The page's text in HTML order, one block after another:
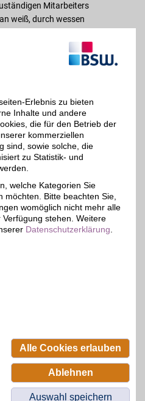
Mitarbeiters
weiß, durch wessen
Gewürzdosen in
verankert, die bis
Es werden nur
bekannten Produzenten
ganzen Welt verwendet.
GmbH.
Erlebnis zu bieten
Inhalte und andere
die für den Betrieb der
kommerziellen
sind, sowie solche, die
zu Statistik- und
welche Kategorien Sie
möchten. Bitte beachten Sie,
womöglich nicht mehr alle
stehen. Weitere
Datenschutzerklärung
Alle Cookies erlauben
Ablehnen
Auswahl speichern